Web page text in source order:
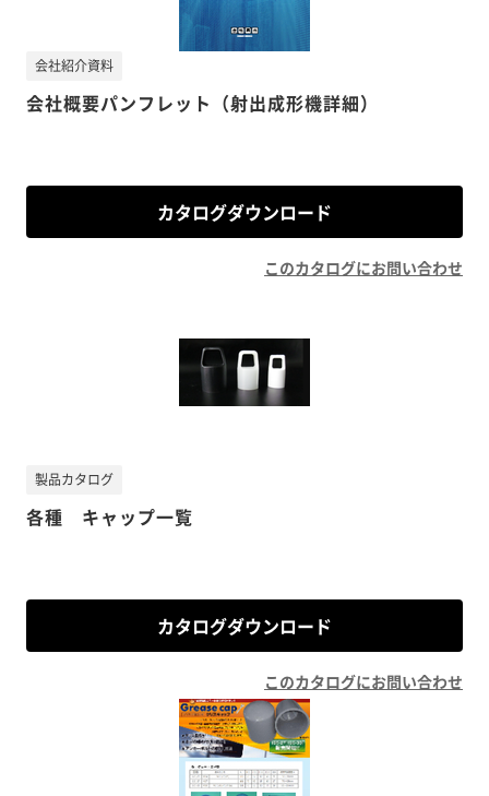
会社概要パンフレット（射出成形機詳細）
会社紹介資料
カタログダウンロード
このカタログにお問い合わせ
各種 キャップ一覧
製品カタログ
カタログダウンロード
このカタログにお問い合わせ